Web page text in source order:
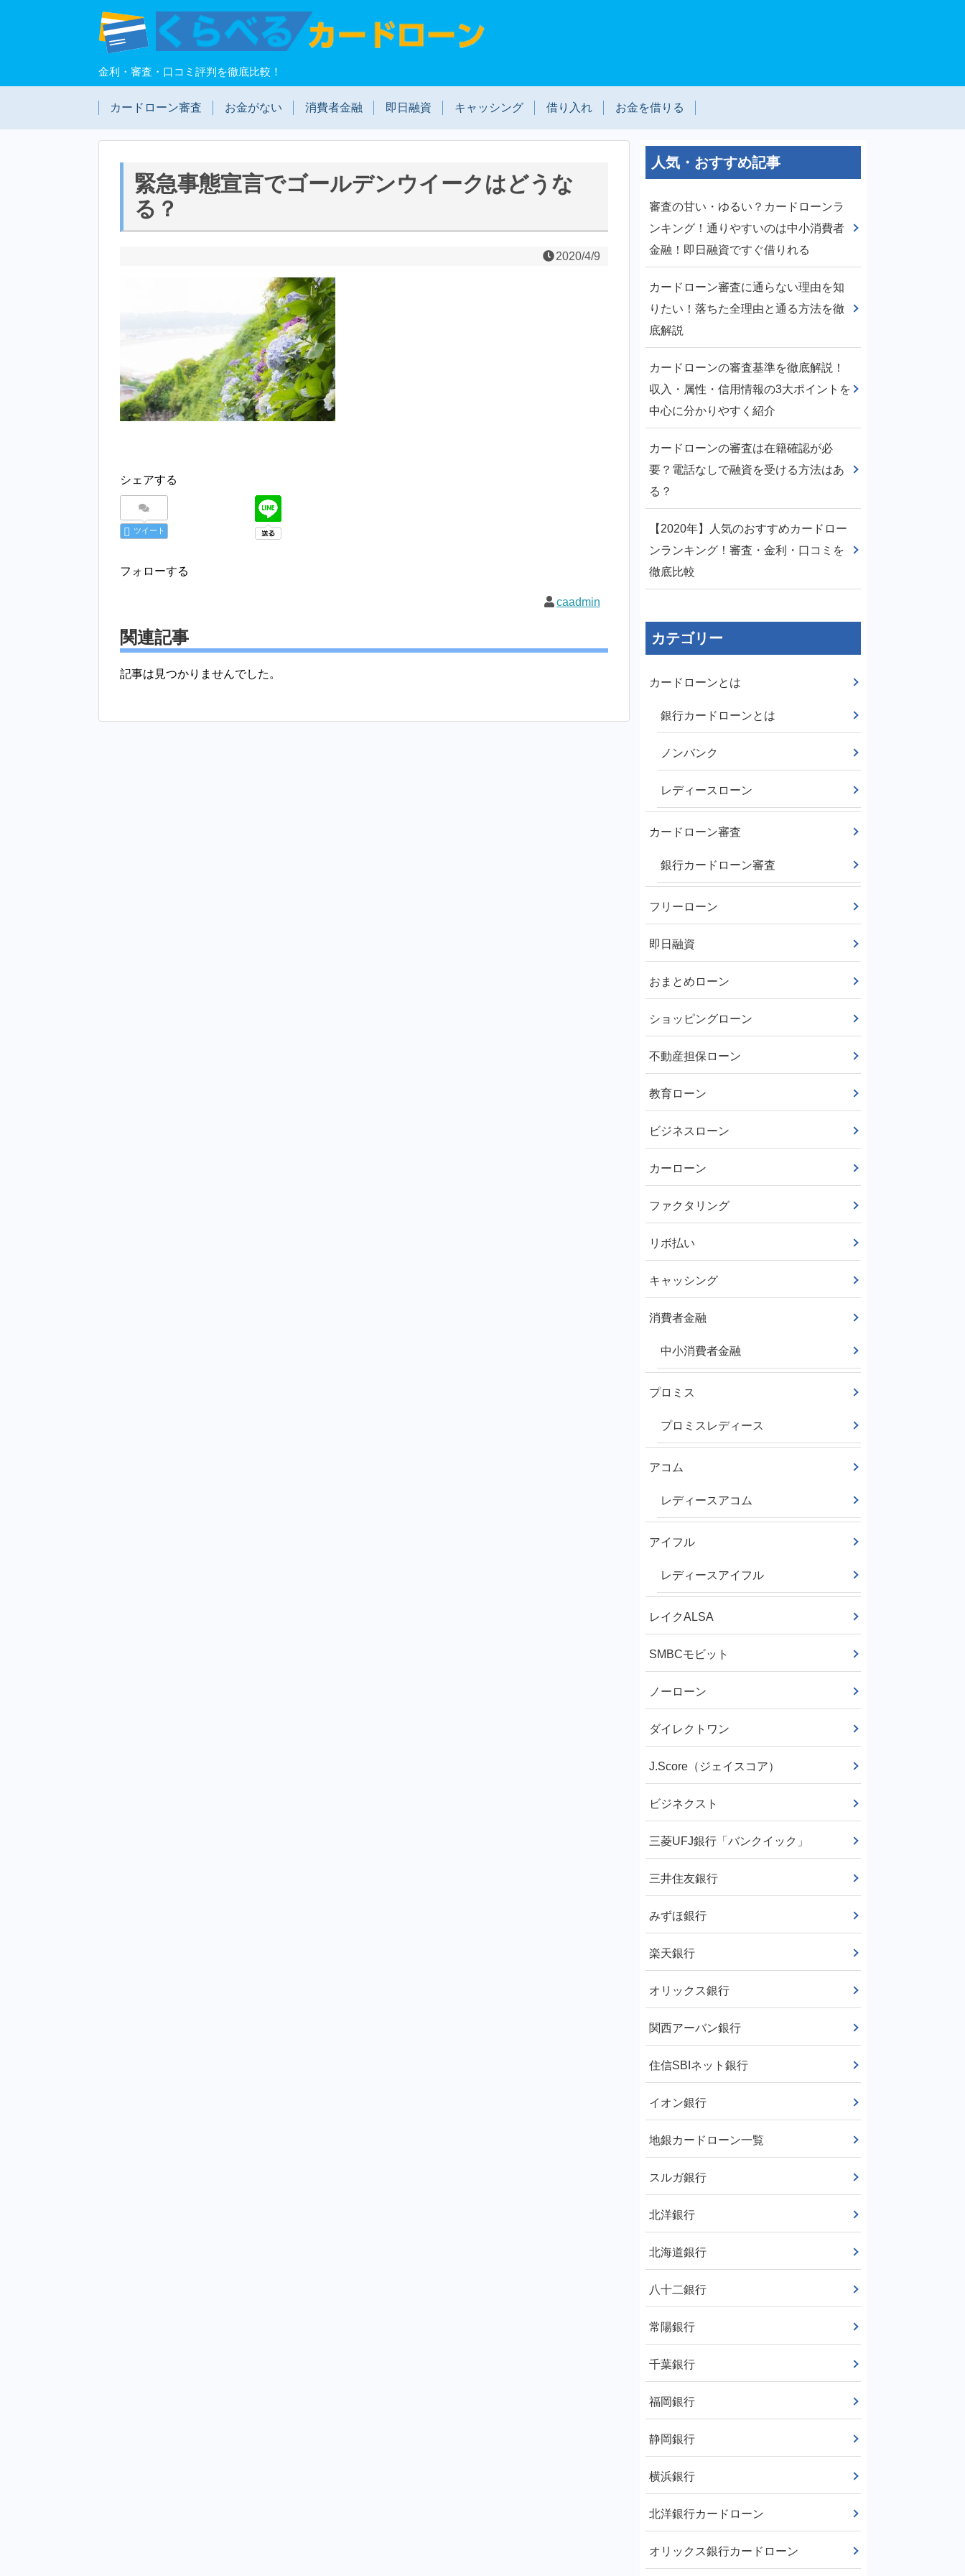
金利・審査・口コミ評判を徹底比較！
カードローン審査 お金がない 消費者金融 即日融資 キャッシング 借り入れ お金を借りる
緊急事態宣言でゴールデンウイークはどうな
る？
2020/4/9
シェアする
ツイート
フォローする
caadmin
関連記事
記事は見つかりませんでした。
人気・おすすめ記事
審査の甘い・ゆるい？カードローンラ
ンキング！通りやすいのは中小消費者
金融！即日融資ですぐ借りれる
カードローン審査に通らない理由を知
りたい！落ちた全理由と通る方法を徹
底解説
カードローンの審査基準を徹底解説！
収入・属性・信用情報の3大ポイントを
中心に分かりやすく紹介
カードローンの審査は在籍確認が必
要？電話なしで融資を受ける方法はあ
る？
【2020年】人気のおすすめカードロー
ンランキング！審査・金利・口コミを
徹底比較
カテゴリー
カードローンとは
銀行カードローンとは
ノンバンク
レディースローン
カードローン審査
銀行カードローン審査
フリーローン
即日融資
おまとめローン
ショッピングローン
不動産担保ローン
教育ローン
ビジネスローン
カーローン
ファクタリング
リボ払い
キャッシング
消費者金融
中小消費者金融
プロミス
プロミスレディース
アコム
レディースアコム
アイフル
レディースアイフル
レイクALSA
SMBCモビット
ノーローン
ダイレクトワン
J.Score（ジェイスコア）
ビジネクスト
三菱UFJ銀行「バンクイック」
三井住友銀行
みずほ銀行
楽天銀行
オリックス銀行
関西アーバン銀行
住信SBIネット銀行
イオン銀行
地銀カードローン一覧
スルガ銀行
北洋銀行
北海道銀行
八十二銀行
常陽銀行
千葉銀行
福岡銀行
静岡銀行
横浜銀行
北洋銀行カードローン
オリックス銀行カードローン